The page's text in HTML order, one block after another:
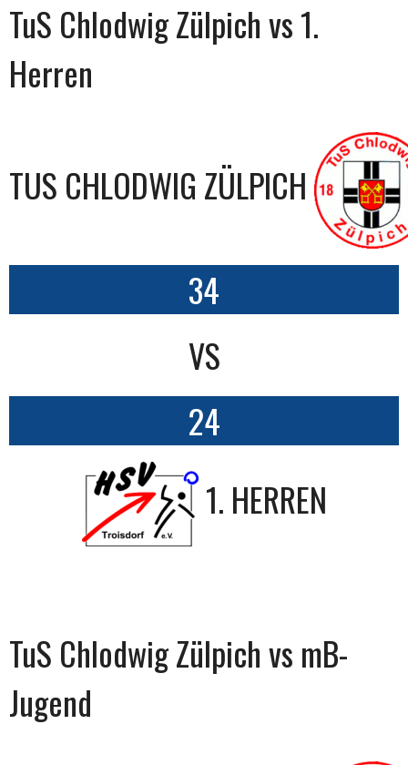
TuS Chlodwig Zülpich vs 1.
Herren
TUS CHLODWIG ZÜLPICH
34
VS
24
1. HERREN
TuS Chlodwig Zülpich vs mB-
Jugend